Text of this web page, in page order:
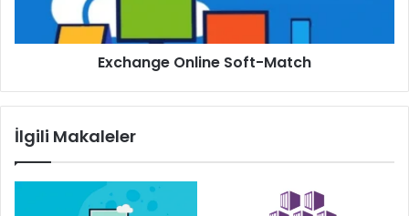
Exchange Online Soft-Match
İlgili Makaleler